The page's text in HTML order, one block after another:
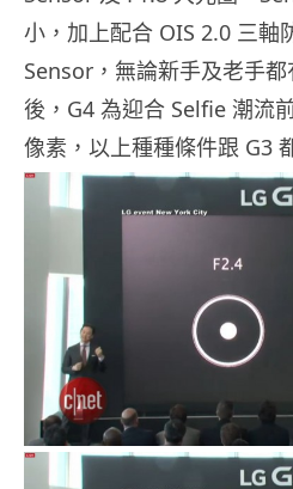
小，加上配合 OIS 2.0 三軸
Sensor，無論新手及老手
後，G4 為迎合 Selfie 潮流
像素，以上種種條件跟 G3